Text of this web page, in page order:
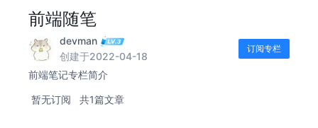
前端随笔
devman
创建于2022-04-18
订阅专栏
前端笔记专栏简介
暂无订阅 共1篇文章